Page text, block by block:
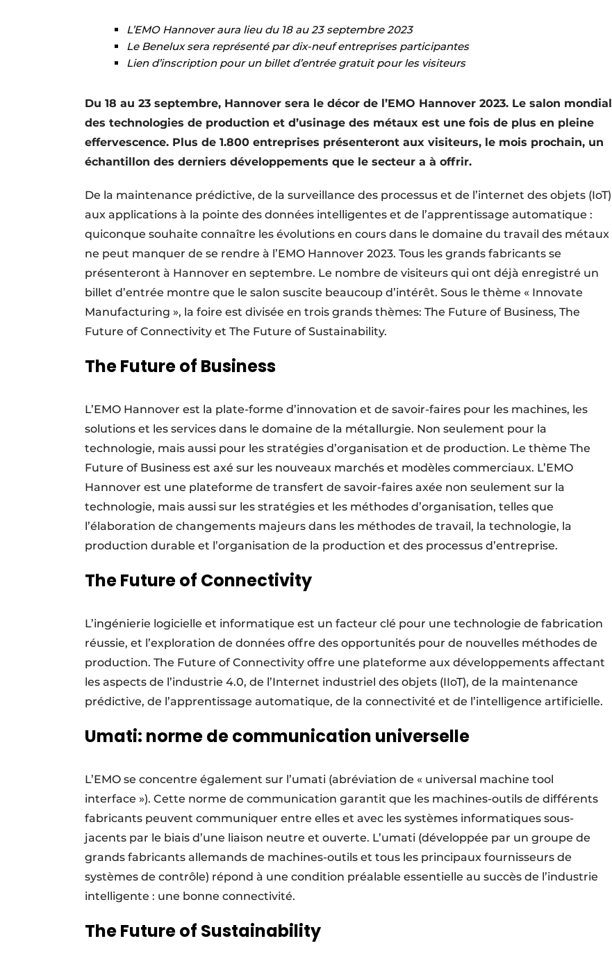
L’EMO Hannover aura lieu du 18 au 23 septembre 2023
Le Benelux sera représenté par dix-neuf entreprises participantes
Lien d’inscription pour un billet d’entrée gratuit pour les visiteurs
Du 18 au 23 septembre, Hannover sera le décor de l’EMO Hannover 2023. Le salon mondial
des technologies de production et d’usinage des métaux est une fois de plus en pleine
effervescence. Plus de 1.800 entreprises présenteront aux visiteurs, le mois prochain, un
échantillon des derniers développements que le secteur a à offrir.
De la maintenance prédictive, de la surveillance des processus et de l’internet des objets (IoT)
aux applications à la pointe des données intelligentes et de l’apprentissage automatique :
quiconque souhaite connaître les évolutions en cours dans le domaine du travail des métaux
ne peut manquer de se rendre à l’EMO Hannover 2023. Tous les grands fabricants se
présenteront à Hannover en septembre. Le nombre de visiteurs qui ont déjà enregistré un
billet d’entrée montre que le salon suscite beaucoup d’intérêt. Sous le thème « Innovate
Manufacturing », la foire est divisée en trois grands thèmes: The Future of Business, The
Future of Connectivity et The Future of Sustainability.
The Future of Business
L’EMO Hannover est la plate-forme d’innovation et de savoir-faires pour les machines, les
solutions et les services dans le domaine de la métallurgie. Non seulement pour la
technologie, mais aussi pour les stratégies d’organisation et de production. Le thème The
Future of Business est axé sur les nouveaux marchés et modèles commerciaux. L’EMO
Hannover est une plateforme de transfert de savoir-faires axée non seulement sur la
technologie, mais aussi sur les stratégies et les méthodes d’organisation, telles que
l’élaboration de changements majeurs dans les méthodes de travail, la technologie, la
production durable et l’organisation de la production et des processus d’entreprise.
The Future of Connectivity
L’ingénierie logicielle et informatique est un facteur clé pour une technologie de fabrication
réussie, et l’exploration de données offre des opportunités pour de nouvelles méthodes de
production. The Future of Connectivity offre une plateforme aux développements affectant
les aspects de l’industrie 4.0, de l’Internet industriel des objets (IIoT), de la maintenance
prédictive, de l’apprentissage automatique, de la connectivité et de l’intelligence artificielle.
Umati: norme de communication universelle
L’EMO se concentre également sur l’umati (abréviation de « universal machine tool
interface »). Cette norme de communication garantit que les machines-outils de différents
fabricants peuvent communiquer entre elles et avec les systèmes informatiques sous-
jacents par le biais d’une liaison neutre et ouverte. L’umati (développée par un groupe de
grands fabricants allemands de machines-outils et tous les principaux fournisseurs de
systèmes de contrôle) répond à une condition préalable essentielle au succès de l’industrie
intelligente : une bonne connectivité.
The Future of Sustainability